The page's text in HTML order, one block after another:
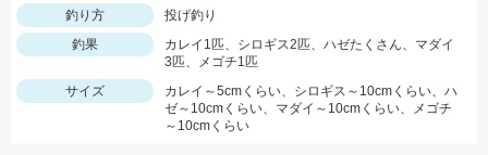
釣り方
投げ釣り
釣果
カレイ1匹、シロギス2匹、ハゼたくさん、マダイ
3匹、メゴチ1匹
サイズ
カレイ～5cmくらい、シロギス～10cmくらい、ハ
ゼ～10cmくらい、マダイ～10cmくらい、メゴチ
～10cmくらい